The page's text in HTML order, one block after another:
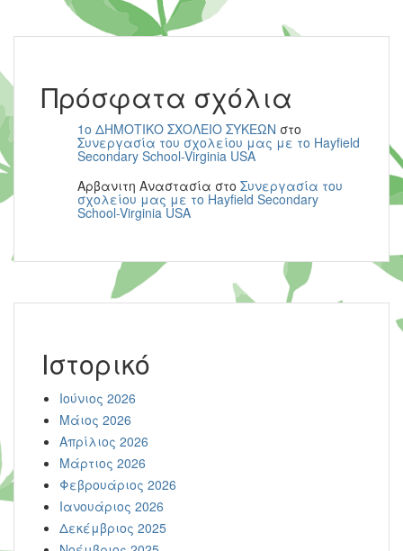
Πρόσφατα σχόλια
1ο ΔΗΜΟΤΙΚΟ ΣΧΟΛΕΙΟ ΣΥΚΕΩΝ στο
Συνεργασία του σχολείου μας με το Hayfield
Secondary School-Virginia USA
Αρβανιτη Αναστασία στο Συνεργασία του
σχολείου μας με το Hayfield Secondary
School-Virginia USA
Ιστορικό
Ιούνιος 2026
Μάιος 2026
Απρίλιος 2026
Μάρτιος 2026
Φεβρουάριος 2026
Ιανουάριος 2026
Δεκέμβριος 2025